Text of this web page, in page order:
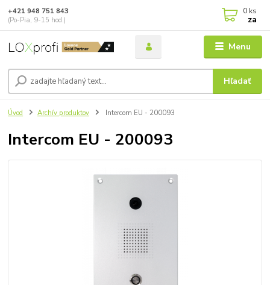
Menu
Hľadať
+421 948 751 843
(Po-Pia, 9-15 hod.)
0 ks
za
Úvod Archív produktov Intercom EU - 200093
Intercom EU - 200093